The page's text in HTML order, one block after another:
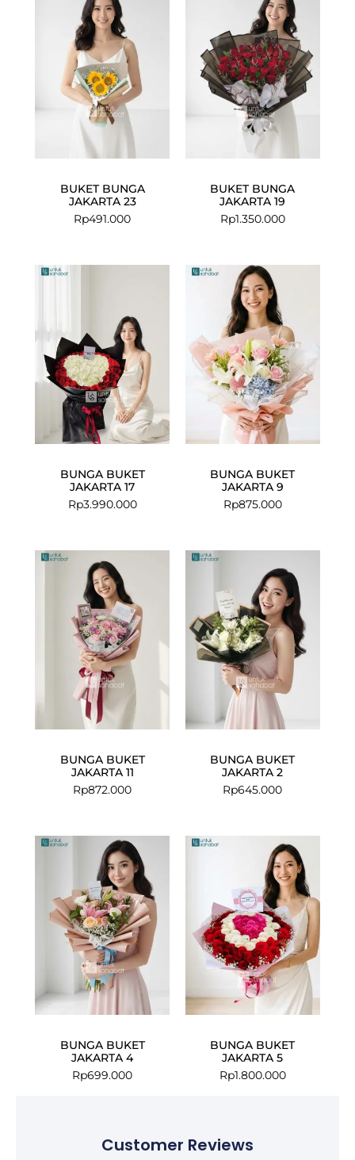
BUKET BUNGA
JAKARTA 23
Rp491.000
BUKET BUNGA
JAKARTA 19
Rp1.350.000
BUNGA BUKET
JAKARTA 17
Rp3.990.000
BUNGA BUKET
JAKARTA 9
Rp875.000
BUNGA BUKET
JAKARTA 11
Rp872.000
BUNGA BUKET
JAKARTA 2
Rp645.000
BUNGA BUKET
JAKARTA 4
Rp699.000
BUNGA BUKET
JAKARTA 5
Rp1.800.000
Customer Reviews